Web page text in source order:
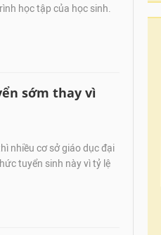
học tập của học sinh.
sớm thay vì
nhiều cơ sở giáo dục đại
tuyển sinh này vì tỷ lệ